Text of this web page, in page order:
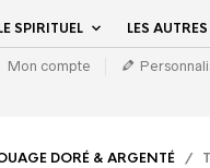
SPIRITUEL LES AUTRES
Mon compte
DORÉ & ARGENTÉ /